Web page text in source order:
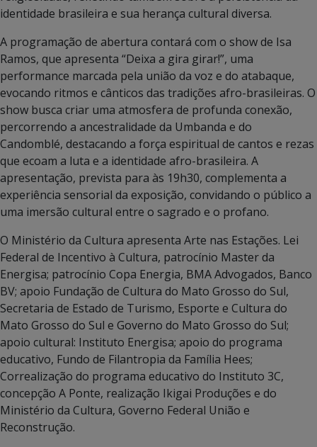
identidade brasileira e sua herança cultural diversa.
A programação de abertura contará com o show de Isa
Ramos, que apresenta “Deixa a gira girar!”, uma
performance marcada pela união da voz e do atabaque,
evocando ritmos e cânticos das tradições afro-brasileiras. O
show busca criar uma atmosfera de profunda conexão,
percorrendo a ancestralidade da Umbanda e do
Candomblé, destacando a força espiritual de cantos e rezas
que ecoam a luta e a identidade afro-brasileira. A
apresentação, prevista para às 19h30, complementa a
experiência sensorial da exposição, convidando o público a
uma imersão cultural entre o sagrado e o profano.
O Ministério da Cultura apresenta Arte nas Estações. Lei
Federal de Incentivo à Cultura, patrocínio Master da
Energisa; patrocínio Copa Energia, BMA Advogados, Banco
BV; apoio Fundação de Cultura do Mato Grosso do Sul,
Secretaria de Estado de Turismo, Esporte e Cultura do
Mato Grosso do Sul e Governo do Mato Grosso do Sul;
apoio cultural: Instituto Energisa; apoio do programa
educativo, Fundo de Filantropia da Família Hees;
Correalização do programa educativo do Instituto 3C,
concepção A Ponte, realização Ikigai Produções e do
Ministério da Cultura, Governo Federal União e
Reconstrução.